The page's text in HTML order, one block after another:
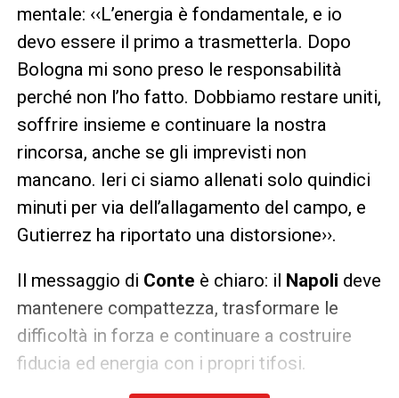
mentale: ‹‹L’energia è fondamentale, e io
devo essere il primo a trasmetterla. Dopo
Bologna mi sono preso le responsabilità
perché non l’ho fatto. Dobbiamo restare uniti,
soffrire insieme e continuare la nostra
rincorsa, anche se gli imprevisti non
mancano. Ieri ci siamo allenati solo quindici
minuti per via dell’allagamento del campo, e
Gutierrez ha riportato una distorsione››.
Il messaggio di Conte è chiaro: il Napoli deve
mantenere compattezza, trasformare le
difficoltà in forza e continuare a costruire
fiducia ed energia con i propri tifosi.